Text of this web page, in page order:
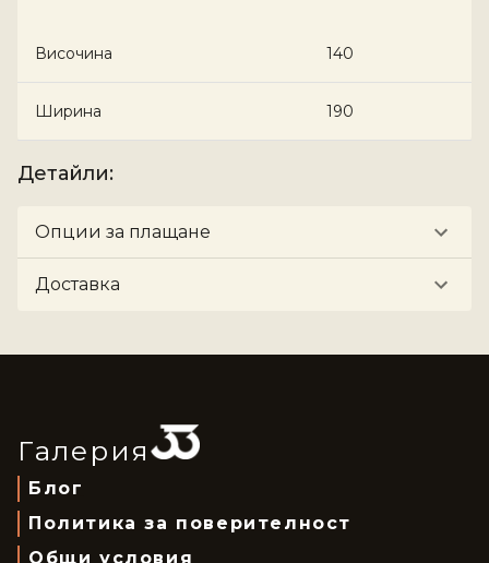
Височина 140
Ширина 190
Детайли:
Опции за плащане
Доставка
Галерия
Блог
Политика за поверителност
Общи условия